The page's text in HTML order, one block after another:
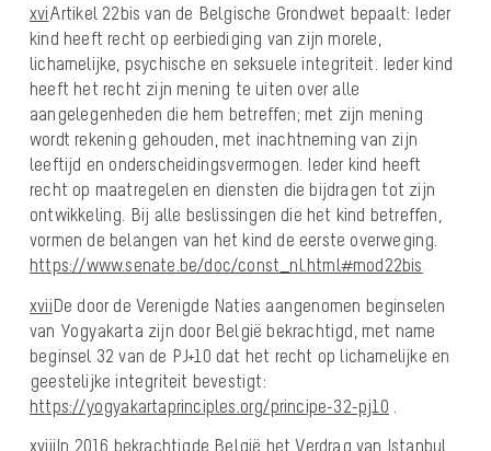
xviArtikel 22bis van de Belgische Grondwet bepaalt: Ieder
kind heeft recht op eerbiediging van zijn morele,
lichamelijke, psychische en seksuele integriteit. Ieder kind
heeft het recht zijn mening te uiten over alle
aangelegenheden die hem betreffen; met zijn mening
wordt rekening gehouden, met inachtneming van zijn
leeftijd en onderscheidingsvermogen. Ieder kind heeft
recht op maatregelen en diensten die bijdragen tot zijn
ontwikkeling. Bij alle beslissingen die het kind betreffen,
vormen de belangen van het kind de eerste overweging.
https://www.senate.be/doc/const_nl.html#mod22bis
xviiDe door de Verenigde Naties aangenomen beginselen
van Yogyakarta zijn door België bekrachtigd, met name
beginsel 32 van de PJ+10 dat het recht op lichamelijke en
geestelijke integriteit bevestigt:
https://yogyakartaprinciples.org/principe-32-pj10 .
xviiiIn 2016 bekrachtigde België het Verdrag van Istanbul